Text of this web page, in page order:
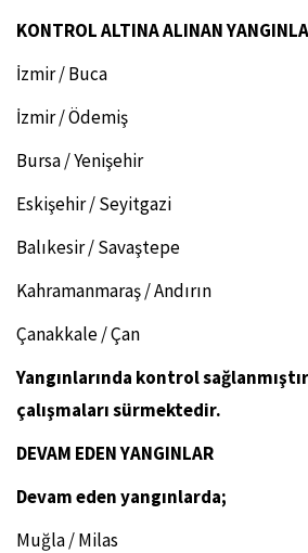
KONTROL ALTINA ALINAN
İzmir / Buca
İzmir / Ödemiş
Bursa / Yenişehir
Eskişehir / Seyitgazi
Balıkesir / Savaştepe
Kahramanmaraş / Andırın
Çanakkale / Çan
Yangınlarında kontrol
çalışmaları sürmektedir.
DEVAM EDEN YANGINLAR
Devam eden yangınlarda;
Muğla / Milas